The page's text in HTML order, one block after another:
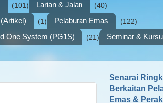
(101) Larian & Jalan (40)
(1) Pelaburan Emas (122)
One System (PG1S) (21) Seminar &
Senarai
Berkaitan
Emas & Perak